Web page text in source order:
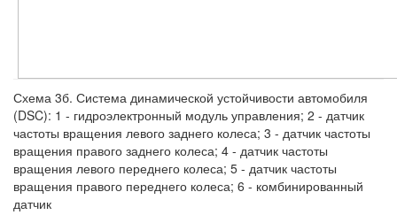
Схема 3б. Система динамической устойчивости автомобиля
(DSC): 1 - гидроэлектронный модуль управления; 2 - датчик
частоты вращения левого заднего колеса; 3 - датчик частоты
вращения правого заднего колеса; 4 - датчик частоты
вращения левого переднего колеса; 5 - датчик частоты
вращения правого переднего колеса; 6 - комбинированный
датчик